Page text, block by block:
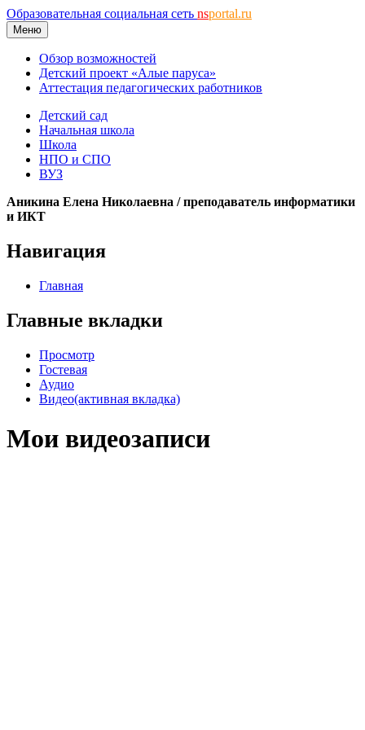
Образовательная социальная сеть nsportal.ru
Меню
Обзор возможностей
Детский проект «Алые паруса»
Аттестация педагогических работников
Детский сад
Начальная школа
Школа
НПО и СПО
ВУЗ
Аникина Елена Николаевна / преподаватель информатики
и ИКТ
Навигация
Главная
Главные вкладки
Просмотр
Гостевая
Аудио
Видео(активная вкладка)
Мои видеозаписи